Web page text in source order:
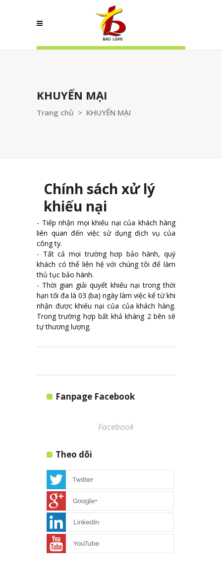
KHUYẾN MẠI
Trang chủ > KHUYẾN MẠI
Chính sách xử lý
khiếu nại
- Tiếp nhận mọi khiếu nại của khách hàng
liên quan đến việc sử dụng dịch vụ của
công ty.
- Tất cả mọi trường hơp bảo hành, quý
khách có thể liên hệ với chúng tôi để làm
thủ tục bảo hành.
- Thời gian giải quyết khiếu nại trong thời
hạn tối đa là 03 (ba) ngày làm việc kể từ khi
nhận được khiếu nại của của khách hàng.
Trong trường hợp bất khả kháng 2 bên sẽ
tự thương lượng.
Fanpage Facebook
Facebook
Theo dõi